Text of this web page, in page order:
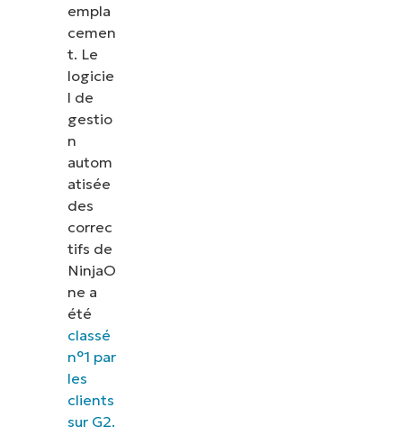
empla
cemen
t. Le
logicie
l de
gestio
n
autom
atisée
des
correc
tifs de
NinjaO
ne a
été
classé
n°1 par
les
clients
sur G2.
Voir NinjaOne en action
Parcourez nos démonstrations à la demande pour
découvrir comment NinjaOne simplifie les tâches